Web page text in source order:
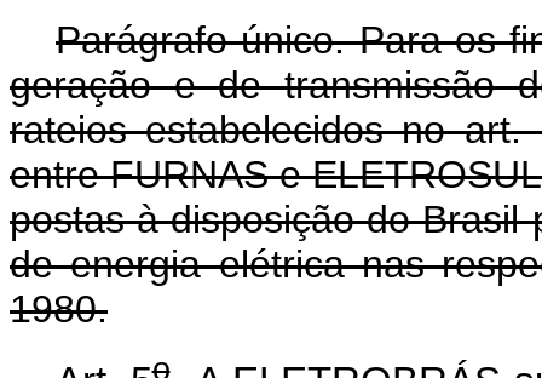
Parágrafo único. Para os
geração e de transmissão
rateios estabelecidos no
entre FURNAS e
postas à disposição do Brasil
de energia elétrica nas
1980.
o